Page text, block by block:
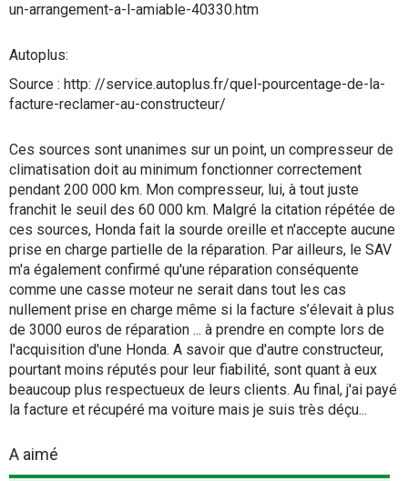
un-arrangement-a-l-amiable-40330.htm
Autoplus:
Source : http: //service.autoplus.fr/quel-pourcentage-de-la-
facture-reclamer-au-constructeur/
Ces sources sont unanimes sur un point, un compresseur de
climatisation doit au minimum fonctionner correctement
pendant 200 000 km. Mon compresseur, lui, à tout juste
franchit le seuil des 60 000 km. Malgré la citation répétée de
ces sources, Honda fait la sourde oreille et n'accepte aucune
prise en charge partielle de la réparation. Par ailleurs, le SAV
m'a également confirmé qu'une réparation conséquente
comme une casse moteur ne serait dans tout les cas
nullement prise en charge même si la facture s’élevait à plus
de 3000 euros de réparation ... à prendre en compte lors de
l'acquisition d'une Honda. A savoir que d'autre constructeur,
pourtant moins réputés pour leur fiabilité, sont quant à eux
beaucoup plus respectueux de leurs clients. Au final, j'ai payé
la facture et récupéré ma voiture mais je suis très déçu...
A aimé